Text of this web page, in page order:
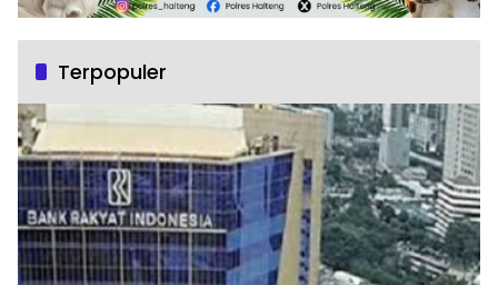
Terpopuler